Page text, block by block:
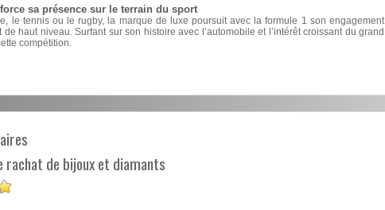
sa présence sur le terrain du sport
le tennis ou le rugby, la marque de luxe poursuit avec la formule 1 son engagement
de haut niveau. Surfant sur son histoire avec l’automobile et l’intérêt croissant du grand
compétition.
rachat de bijoux et diamants